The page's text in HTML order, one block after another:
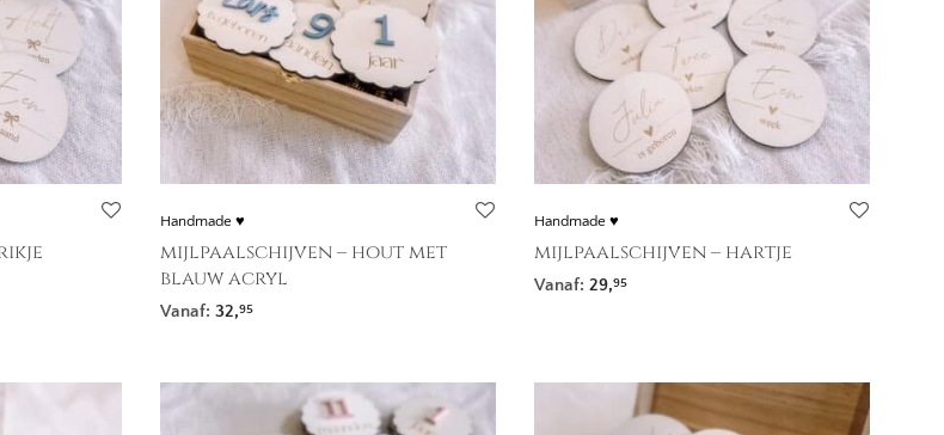
Handmade ♥
mijlpaalschijven – hout met
blauw acryl
Vanaf: 32,95
Handmade ♥
mijlpaalschijven – hartje
Vanaf: 29,95